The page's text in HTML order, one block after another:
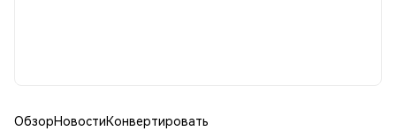
ОбзорНовостиКонвертировать